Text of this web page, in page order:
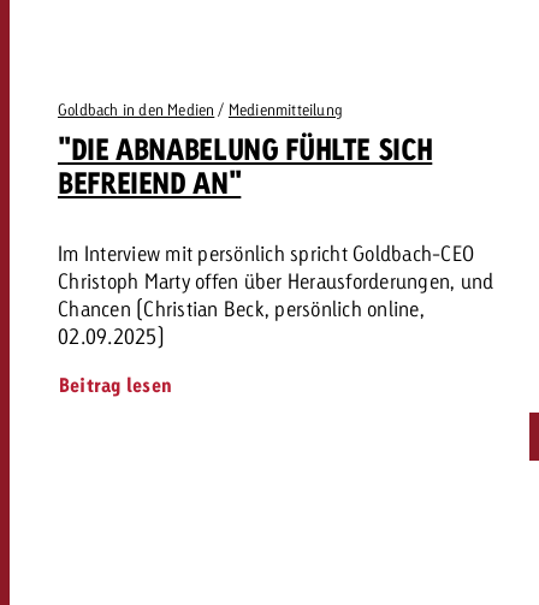
Goldbach in den Medien / Medienmitteilung
"DIE ABNABELUNG FÜHLTE SICH
BEFREIEND AN"
Im Interview mit persönlich spricht Goldbach-CEO
Christoph Marty offen über Herausforderungen, und
Chancen (Christian Beck, persönlich online,
02.09.2025)
Beitrag lesen